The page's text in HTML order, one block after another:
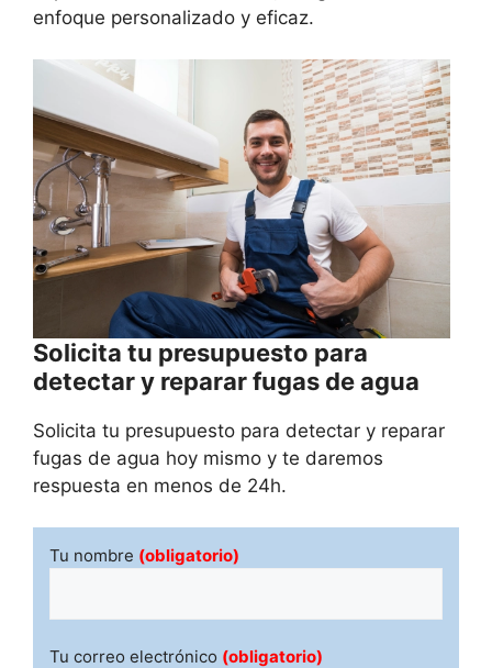
enfoque personalizado y eficaz.
Solicita tu presupuesto para
detectar y reparar fugas de agua
Solicita tu presupuesto para detectar y reparar
fugas de agua hoy mismo y te daremos
respuesta en menos de 24h.
Tu nombre (obligatorio)
Tu correo electrónico (obligatorio)